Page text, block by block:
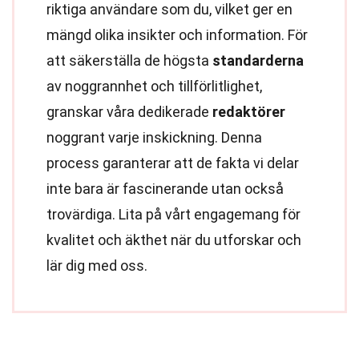
riktiga användare som du, vilket ger en
mängd olika insikter och information. För
att säkerställa de högsta standarderna
av noggrannhet och tillförlitlighet,
granskar våra dedikerade redaktörer
noggrant varje inskickning. Denna
process garanterar att de fakta vi delar
inte bara är fascinerande utan också
trovärdiga. Lita på vårt engagemang för
kvalitet och äkthet när du utforskar och
lär dig med oss.